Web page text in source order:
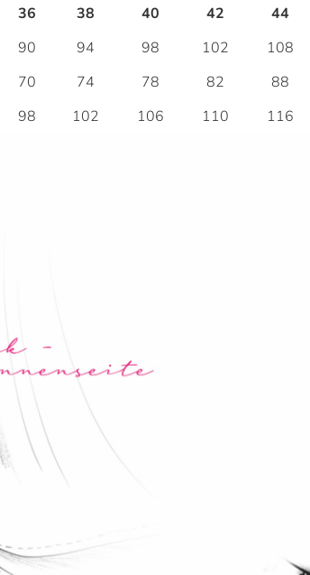
36 38 40 42 44
90 94 98 102 108
70 74 78 82 88
98 102 106 110 116